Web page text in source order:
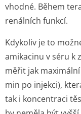
vhodné. Během
renálních funkcí.
Kdykoliv je to
amikacinu v séru k
měřit jak
min po injekci),
tak i koncentraci